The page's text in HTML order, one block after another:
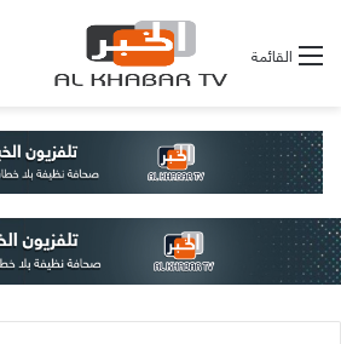
القائمة